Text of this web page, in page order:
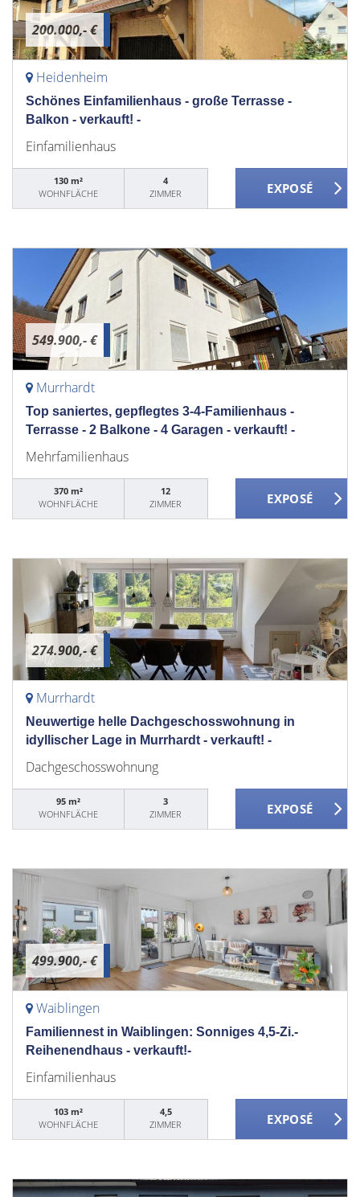
200.000,- €
Heidenheim
Schönes Einfamilienhaus - große Terrasse -
Balkon - verkauft! -
Einfamilienhaus
130 m²
WOHNFLÄCHE
4
ZIMMER
549.900,- €
Murrhardt
Top saniertes, gepflegtes 3-4-Familienhaus -
Terrasse - 2 Balkone - 4 Garagen - verkauft! -
Mehrfamilienhaus
370 m²
WOHNFLÄCHE
12
ZIMMER
274.900,- €
Murrhardt
Neuwertige helle Dachgeschosswohnung in
idyllischer Lage in Murrhardt - verkauft! -
Dachgeschosswohnung
95 m²
WOHNFLÄCHE
3
ZIMMER
499.900,- €
Waiblingen
Familiennest in Waiblingen: Sonniges 4,5-Zi.-
Reihenendhaus - verkauft!-
Einfamilienhaus
103 m²
WOHNFLÄCHE
4,5
ZIMMER